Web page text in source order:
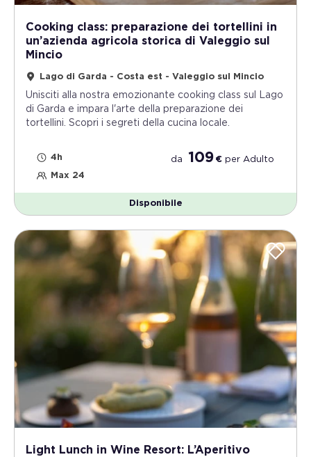
Cooking class: preparazione dei tortellini in
un’azienda agricola storica di Valeggio sul
Mincio
Lago di Garda - Costa est - Valeggio sul Mincio
Unisciti alla nostra emozionante cooking class sul Lago
di Garda e impara l'arte della preparazione dei
tortellini. Scopri i segreti della cucina locale.
4h
Max 24
da 109 € per Adulto
Disponibile
Light Lunch in Wine Resort: L’Aperitivo